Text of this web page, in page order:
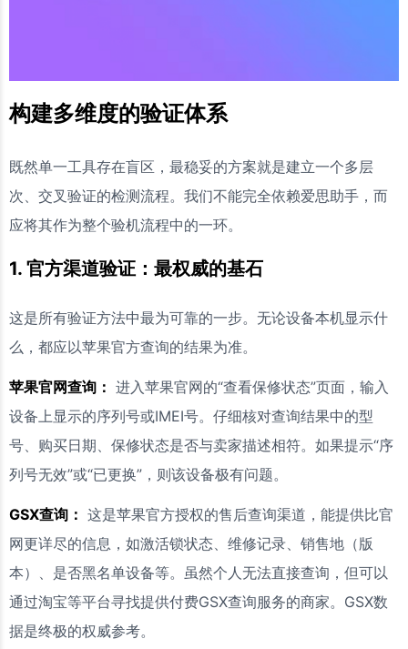
构建多维度的验证体系
既然单一工具存在盲区，最稳妥的方案就是建立一个多层
次、交叉验证的检测流程。我们不能完全依赖爱思助手，而
应将其作为整个验机流程中的一环。
1. 官方渠道验证：最权威的基石
这是所有验证方法中最为可靠的一步。无论设备本机显示什
么，都应以苹果官方查询的结果为准。
苹果官网查询： 进入苹果官网的“查看保修状态”页面，输入
设备上显示的序列号或IMEI号。仔细核对查询结果中的型
号、购买日期、保修状态是否与卖家描述相符。如果提示“序
列号无效”或“已更换”，则该设备极有问题。
GSX查询： 这是苹果官方授权的售后查询渠道，能提供比官
网更详尽的信息，如激活锁状态、维修记录、销售地（版
本）、是否黑名单设备等。虽然个人无法直接查询，但可以
通过淘宝等平台寻找提供付费GSX查询服务的商家。GSX数
据是终极的权威参考。